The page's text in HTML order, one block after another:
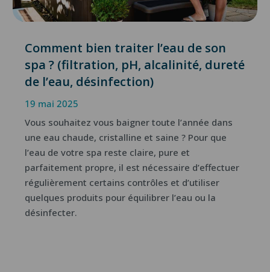
Comment bien traiter l’eau de son
spa ? (filtration, pH, alcalinité, dureté
de l’eau, désinfection)
19 mai 2025
Vous souhaitez vous baigner toute l’année dans
une eau chaude, cristalline et saine ? Pour que
l’eau de votre spa reste claire, pure et
parfaitement propre, il est nécessaire d’effectuer
régulièrement certains contrôles et d’utiliser
quelques produits pour équilibrer l’eau ou la
désinfecter.